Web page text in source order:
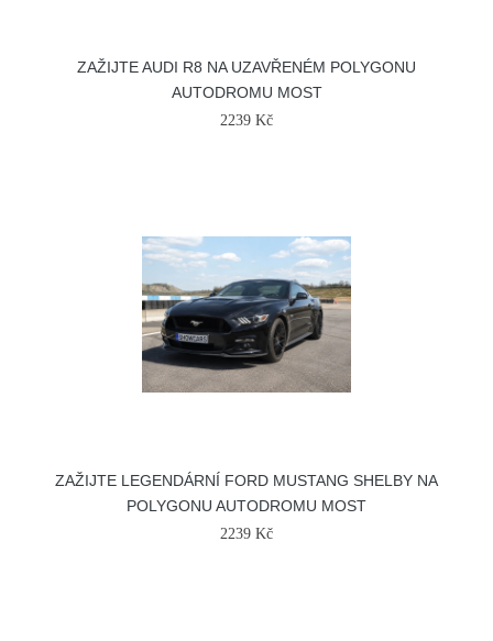
ZAŽIJTE AUDI R8 NA UZAVŘENÉM POLYGONU
AUTODROMU MOST
2239 Kč
ZAŽIJTE LEGENDÁRNÍ FORD MUSTANG SHELBY NA
POLYGONU AUTODROMU MOST
2239 Kč